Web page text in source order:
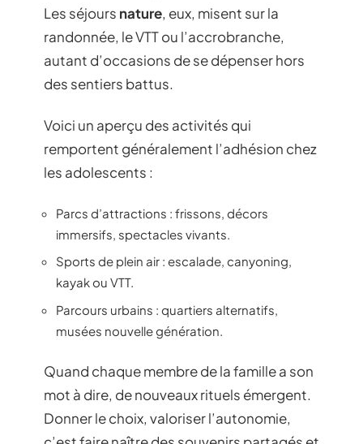
Les séjours nature, eux, misent sur la
randonnée, le VTT ou l’accrobranche,
autant d’occasions de se dépenser hors
des sentiers battus.
Voici un aperçu des activités qui
remportent généralement l’adhésion chez
les adolescents :
Parcs d’attractions : frissons, décors
immersifs, spectacles vivants.
Sports de plein air : escalade, canyoning,
kayak ou VTT.
Parcours urbains : quartiers alternatifs,
musées nouvelle génération.
Quand chaque membre de la famille a son
mot à dire, de nouveaux rituels émergent.
Donner le choix, valoriser l’autonomie,